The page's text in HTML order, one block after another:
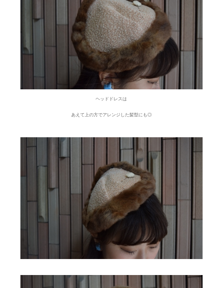
ヘッドドレスは
あえて上の方でアレンジした髪型にも◎